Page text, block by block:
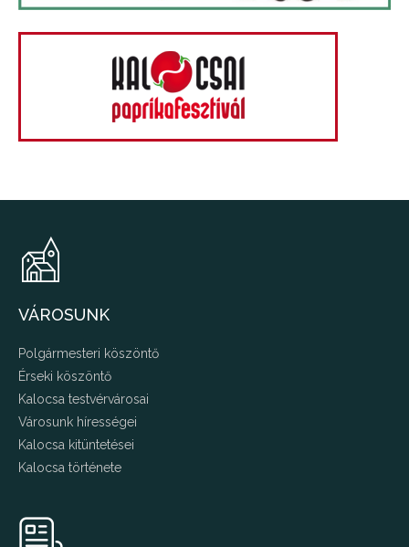
VÁROSUNK
Polgármesteri köszöntő
Érseki köszöntő
Kalocsa testvérvárosai
Városunk hírességei
Kalocsa kitüntetései
Kalocsa története